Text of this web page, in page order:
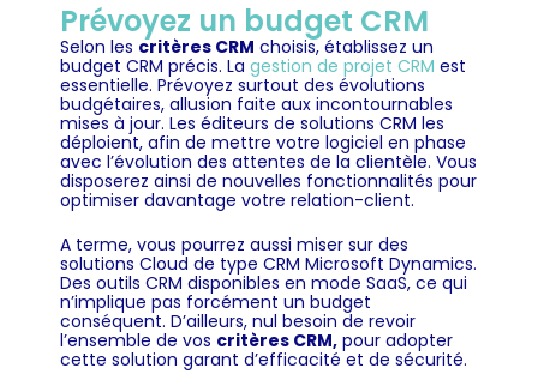
Prévoyez un budget CRM
Selon les critères CRM choisis, établissez un
budget CRM précis. La gestion de projet CRM est
essentielle. Prévoyez surtout des évolutions
budgétaires, allusion faite aux incontournables
mises à jour. Les éditeurs de solutions CRM les
déploient, afin de mettre votre logiciel en phase
avec l’évolution des attentes de la clientèle. Vous
disposerez ainsi de nouvelles fonctionnalités pour
optimiser davantage votre relation-client.
A terme, vous pourrez aussi miser sur des
solutions Cloud de type CRM Microsoft Dynamics.
Des outils CRM disponibles en mode SaaS, ce qui
n’implique pas forcément un budget
conséquent. D’ailleurs, nul besoin de revoir
l’ensemble de vos critères CRM, pour adopter
cette solution garant d’efficacité et de sécurité.